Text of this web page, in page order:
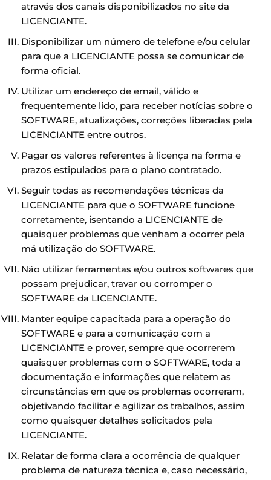
através dos canais disponibilizados no site da
LICENCIANTE.
Disponibilizar um número de telefone e/ou celular
para que a LICENCIANTE possa se comunicar de
forma oficial.
Utilizar um endereço de email, válido e
frequentemente lido, para receber notícias sobre o
SOFTWARE, atualizações, correções liberadas pela
LICENCIANTE entre outros.
Pagar os valores referentes à licença na forma e
prazos estipulados para o plano contratado.
Seguir todas as recomendações técnicas da
LICENCIANTE para que o SOFTWARE funcione
corretamente, isentando a LICENCIANTE de
quaisquer problemas que venham a ocorrer pela
má utilização do SOFTWARE.
Não utilizar ferramentas e/ou outros softwares que
possam prejudicar, travar ou corromper o
SOFTWARE da LICENCIANTE.
Manter equipe capacitada para a operação do
SOFTWARE e para a comunicação com a
LICENCIANTE e prover, sempre que ocorrerem
quaisquer problemas com o SOFTWARE, toda a
documentação e informações que relatem as
circunstâncias em que os problemas ocorreram,
objetivando facilitar e agilizar os trabalhos, assim
como quaisquer detalhes solicitados pela
LICENCIANTE.
Relatar de forma clara a ocorrência de qualquer
problema de natureza técnica e, caso necessário,